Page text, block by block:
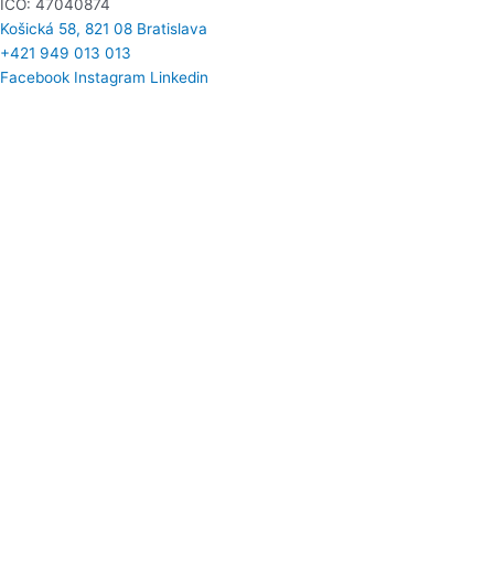
IČO: 47040874
Košická 58, 821 08 Bratislava​
+421 949 013 013
Facebook Instagram Linkedin